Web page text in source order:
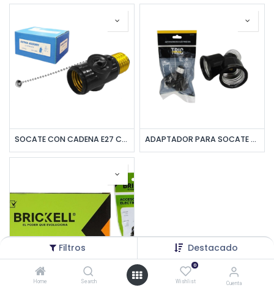
Filtros Destacado
Home Search
0
Wishlist Cuenta
SOCATE CON CADENA E27 CON 2 TOMA CORRIENTES 125V UNID ADAPTADOR PARA SOCATE DOBLE ROSCA UNID TRIC